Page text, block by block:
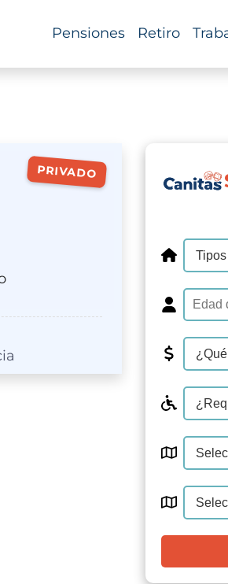
Pensiones Retiro
PRIVADO